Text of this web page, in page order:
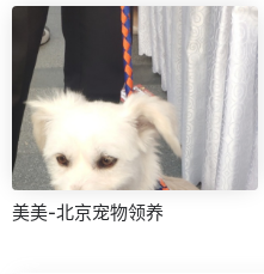
美美-北京宠物领养